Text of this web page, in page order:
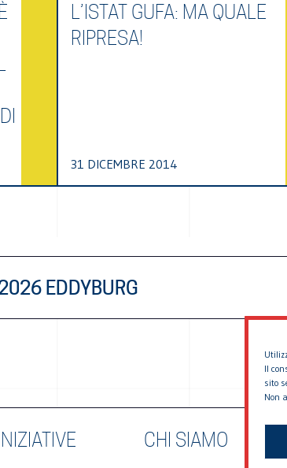
Il
sito
Non
CHI SIAMO
L’ISTAT GUFA: MA QUALE
RIPRESA!
31 DICEMBRE 2014
EDDYBURG